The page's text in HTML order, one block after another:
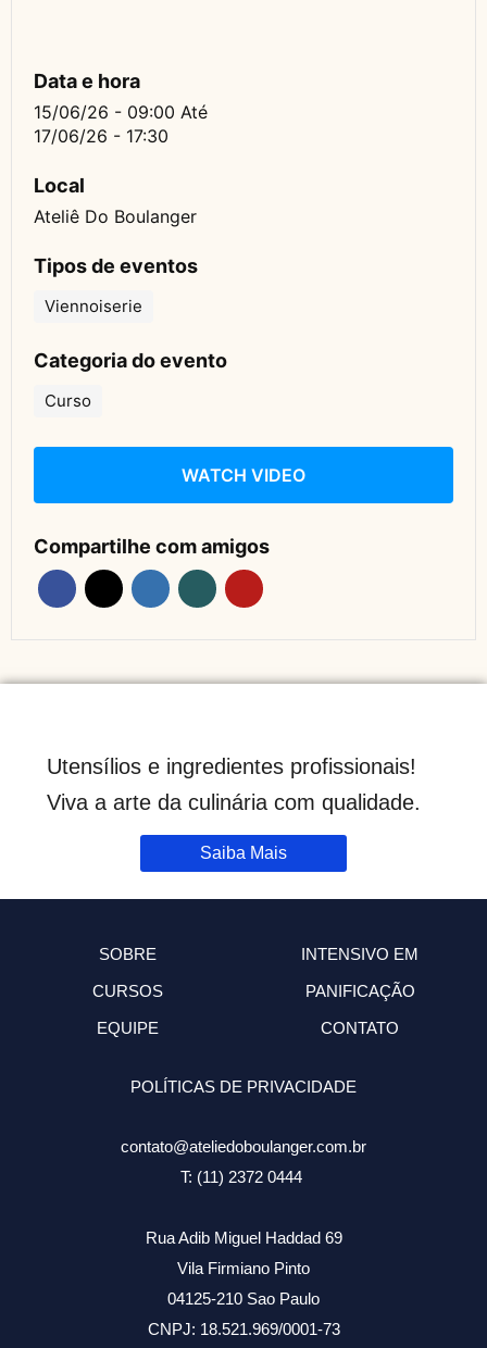
Data e hora
15/06/26 - 09:00 Até
17/06/26 - 17:30
Local
Ateliê Do Boulanger
Tipos de eventos
Viennoiserie
Categoria do evento
Curso
WATCH VIDEO
Compartilhe com amigos
Utensílios e ingredientes profissionais!
Viva a arte da culinária com qualidade.
Saiba Mais
SOBRE
CURSOS
EQUIPE
INTENSIVO EM
PANIFICAÇÃO
CONTATO
POLÍTICAS DE PRIVACIDADE
contato@ateliedoboulanger.com.br
T: (11) 2372 0444
Rua Adib Miguel Haddad 69
Vila Firmiano Pinto
04125-210 Sao Paulo
CNPJ: 18.521.969/0001-73